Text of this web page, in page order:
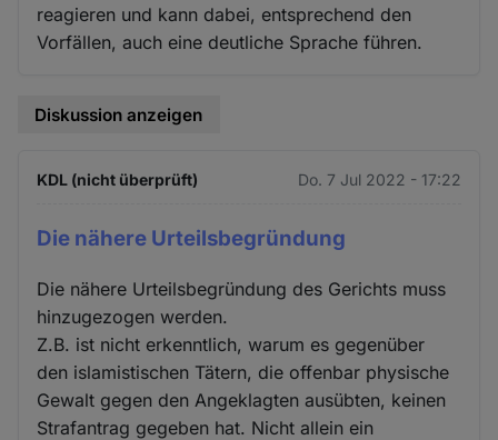
reagieren und kann dabei, entsprechend den
Vorfällen, auch eine deutliche Sprache führen.
Diskussion anzeigen
KDL (nicht überprüft) Do. 7 Jul 2022 - 17:22
Die nähere Urteilsbegründung
Die nähere Urteilsbegründung des Gerichts muss
hinzugezogen werden.
Z.B. ist nicht erkenntlich, warum es gegenüber
den islamistischen Tätern, die offenbar physische
Gewalt gegen den Angeklagten ausübten, keinen
Strafantrag gegeben hat. Nicht allein ein